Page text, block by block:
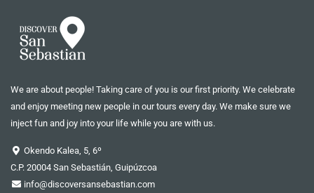
We are about people! Taking care of you is our first priority. We celebrate
and enjoy meeting new people in our tours every day. We make sure we
inject fun and joy into your life while you are with us.
Okendo Kalea, 5, 6º
C.P. 20004 San Sebastián, Guipúzcoa
info@discoversansebastian.com